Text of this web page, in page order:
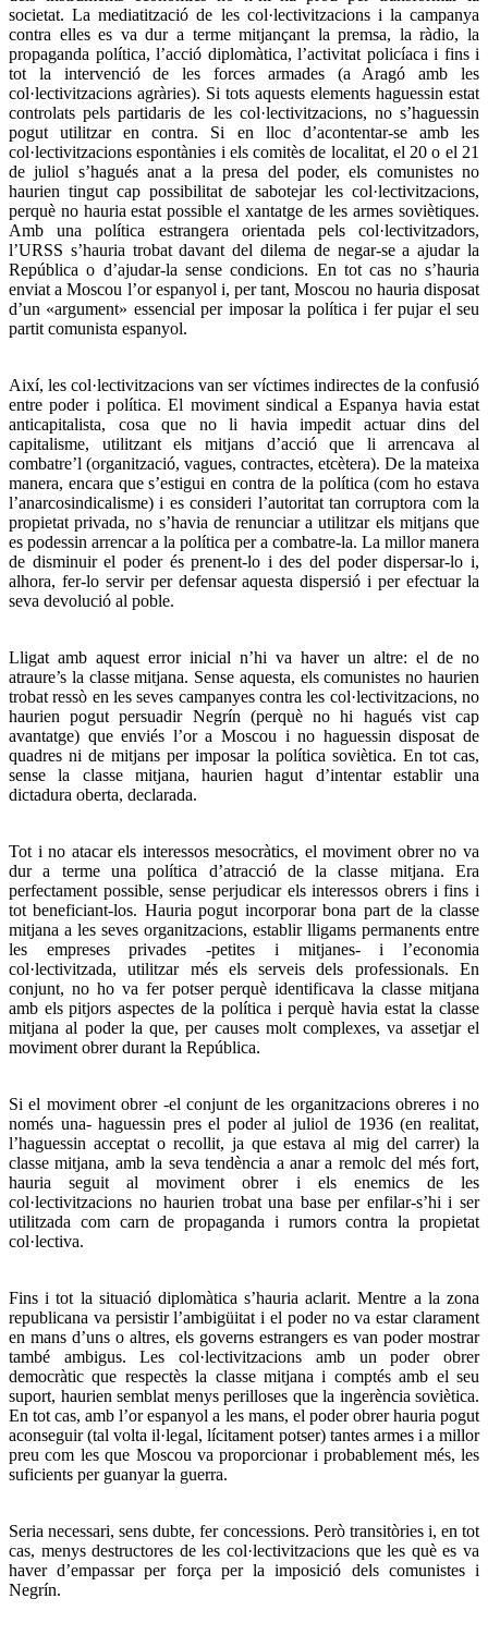
societat. La mediatització de les col·lectivitzacions i la campanya
contra elles es va dur a terme mitjançant la premsa, la ràdio, la
propaganda política, l’acció diplomàtica, l’activitat policíaca i fins i
tot la intervenció de les forces armades (a Aragó amb les
col·lectivitzacions agràries). Si tots aquests elements haguessin estat
controlats pels partidaris de les col·lectivitzacions, no s’haguessin
pogut utilitzar en contra. Si en lloc d’acontentar-se amb les
col·lectivitzacions espontànies i els comitès de localitat, el 20 o el 21
de juliol s’hagués anat a la presa del poder, els comunistes no
haurien tingut cap possibilitat de sabotejar les col·lectivitzacions,
perquè no hauria estat possible el xantatge de les armes soviètiques.
Amb una política estrangera orientada pels col·lectivitzadors,
l’URSS s’hauria trobat davant del dilema de negar-se a ajudar la
República o d’ajudar-la sense condicions. En tot cas no s’hauria
enviat a Moscou l’or espanyol i, per tant, Moscou no hauria disposat
d’un «argument» essencial per imposar la política i fer pujar el seu
partit comunista espanyol.
Així, les col·lectivitzacions van ser víctimes indirectes de la confusió
entre poder i política. El moviment sindical a Espanya havia estat
anticapitalista, cosa que no li havia impedit actuar dins del
capitalisme, utilitzant els mitjans d’acció que li arrencava al
combatre’l (organització, vagues, contractes, etcètera). De la mateixa
manera, encara que s’estigui en contra de la política (com ho estava
l’anarcosindicalisme) i es consideri l’autoritat tan corruptora com la
propietat privada, no s’havia de renunciar a utilitzar els mitjans que
es podessin arrencar a la política per a combatre-la. La millor manera
de disminuir el poder és prenent-lo i des del poder dispersar-lo i,
alhora, fer-lo servir per defensar aquesta dispersió i per efectuar la
seva devolució al poble.
Lligat amb aquest error inicial n’hi va haver un altre: el de no
atraure’s la classe mitjana. Sense aquesta, els comunistes no haurien
trobat ressò en les seves campanyes contra les col·lectivitzacions, no
haurien pogut persuadir Negrín (perquè no hi hagués vist cap
avantatge) que enviés l’or a Moscou i no haguessin disposat de
quadres ni de mitjans per imposar la política soviètica. En tot cas,
sense la classe mitjana, haurien hagut d’intentar establir una
dictadura oberta, declarada.
Tot i no atacar els interessos mesocràtics, el moviment obrer no va
dur a terme una política d’atracció de la classe mitjana. Era
perfectament possible, sense perjudicar els interessos obrers i fins i
tot beneficiant-los. Hauria pogut incorporar bona part de la classe
mitjana a les seves organitzacions, establir lligams permanents entre
les empreses privades -petites i mitjanes- i l’economia
col·lectivitzada, utilitzar més els serveis dels professionals. En
conjunt, no ho va fer potser perquè identificava la classe mitjana
amb els pitjors aspectes de la política i perquè havia estat la classe
mitjana al poder la que, per causes molt complexes, va assetjar el
moviment obrer durant la República.
Si el moviment obrer -el conjunt de les organitzacions obreres i no
només una- haguessin pres el poder al juliol de 1936 (en realitat,
l’haguessin acceptat o recollit, ja que estava al mig del carrer) la
classe mitjana, amb la seva tendència a anar a remolc del més fort,
hauria seguit al moviment obrer i els enemics de les
col·lectivitzacions no haurien trobat una base per enfilar-s’hi i ser
utilitzada com carn de propaganda i rumors contra la propietat
col·lectiva.
Fins i tot la situació diplomàtica s’hauria aclarit. Mentre a la zona
republicana va persistir l’ambigüitat i el poder no va estar clarament
en mans d’uns o altres, els governs estrangers es van poder mostrar
també ambigus. Les col·lectivitzacions amb un poder obrer
democràtic que respectès la classe mitjana i comptés amb el seu
suport, haurien semblat menys perilloses que la ingerència soviètica.
En tot cas, amb l’or espanyol a les mans, el poder obrer hauria pogut
aconseguir (tal volta il·legal, lícitament potser) tantes armes i a millor
preu com les que Moscou va proporcionar i probablement més, les
suficients per guanyar la guerra.
Seria necessari, sens dubte, fer concessions. Però transitòries i, en tot
cas, menys destructores de les col·lectivitzacions que les què es va
haver d’empassar per força per la imposició dels comunistes i
Negrín.